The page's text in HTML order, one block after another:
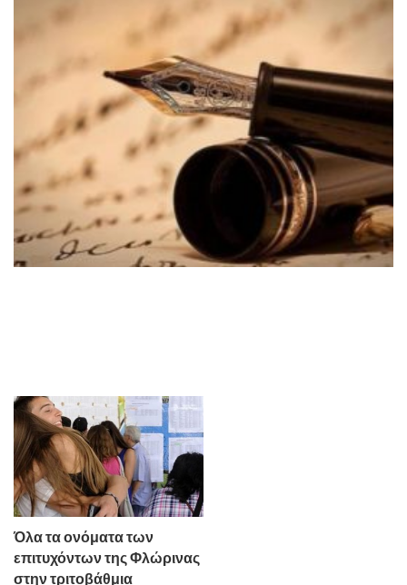
Όλα τα ονόματα των
επιτυχόντων της Φλώρινας
στην τριτοβάθμια